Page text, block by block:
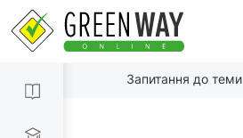
Запитання до теми